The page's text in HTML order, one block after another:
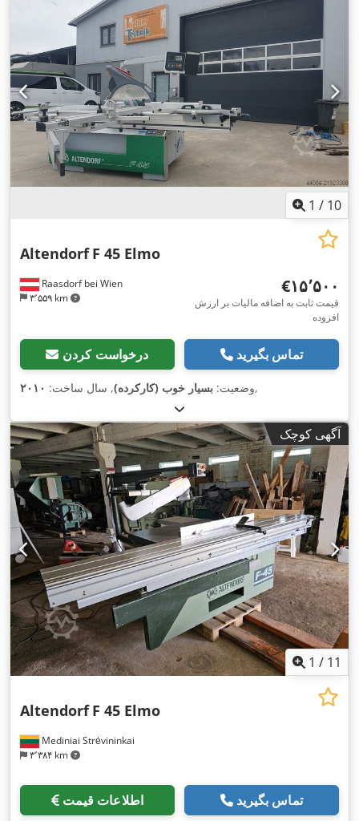
1 / 10
Raasdorf bei Wien
۳٬۵۵۹ km
Altendorf F 45 Elmo
‎€۱۵٬۵۰۰
قیمت ثابت به اضافه مالیات بر ارزش
افزوده
درخواست کردن تماس بگیرید
وضعیت: بسیار خوب (کارکرده), سال ساخت: ۲۰۱۰ ,
آگهی کوچک
1 / 11
Mediniai Strėvininkai
۳٬۳۸۴ km
Altendorf F 45 Elmo
اطلاعات قیمت تماس بگیرید